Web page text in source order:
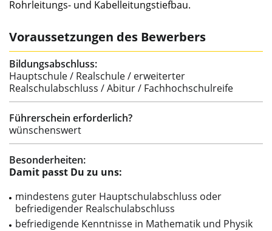
Rohrleitungs- und Kabelleitungstiefbau.
Voraussetzungen des Bewerbers
Bildungsabschluss:
Hauptschule / Realschule / erweiterter
Realschulabschluss / Abitur / Fachhochschulreife
Führerschein erforderlich?
wünschenswert
Besonderheiten:
Damit passt Du zu uns:
mindestens guter Hauptschulabschluss oder
befriedigender Realschulabschluss
befriedigende Kenntnisse in Mathematik und Physik